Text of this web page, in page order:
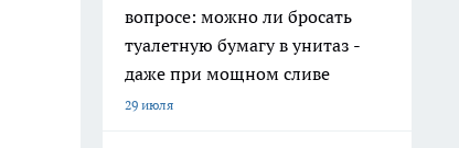
вопросе: можно ли бросать
туалетную бумагу в унитаз -
даже при мощном сливе
29 июля